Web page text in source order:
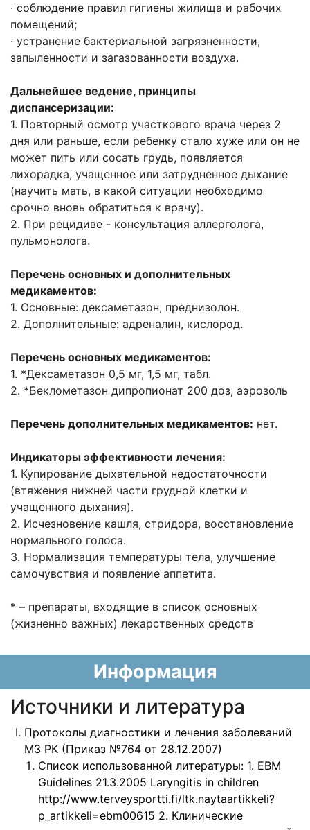
· соблюдение правил гигиены жилища и рабочих
помещений;
· устранение бактериальной загрязненности,
запыленности и загазованности воздуха.
Дальнейшее ведение, принципы
диспансеризации:
1. Повторный осмотр участкового врача через 2
дня или раньше, если ребенку стало хуже или он не
может пить или сосать грудь, появляется
лихорадка, учащенное или затрудненное дыхание
(научить мать, в какой ситуации необходимо
срочно вновь обратиться к врачу).
2. При рецидиве - консультация аллерголога,
пульмонолога.
Перечень основных и дополнительных
медикаментов:
1. Основные: дексаметазон, преднизолон.
2. Дополнительные: адреналин, кислород.
Перечень основных медикаментов:
1. *Дексаметазон 0,5 мг, 1,5 мг, табл.
2. *Беклометазон дипропионат 200 доз, аэрозоль
Перечень дополнительных медикаментов: нет.
Индикаторы эффективности лечения:
1. Купирование дыхательной недостаточности
(втяжения нижней части грудной клетки и
учащенного дыхания).
2. Исчезновение кашля, стридора, восстановление
нормального голоса.
3. Нормализация температуры тела, улучшение
самочувствия и появление аппетита.
* – препараты, входящие в список основных
(жизненно важных) лекарственных средств
Информация
Источники и литература
Протоколы диагностики и лечения заболеваний
МЗ РК (Приказ №764 от 28.12.2007)
Список использованной литературы: 1. EBM
Guidelines 21.3.2005 Laryngitis in children
http://www.terveysportti.fi/ltk.naytaartikkeli?
p_artikkeli=ebm00615 2. Клинические